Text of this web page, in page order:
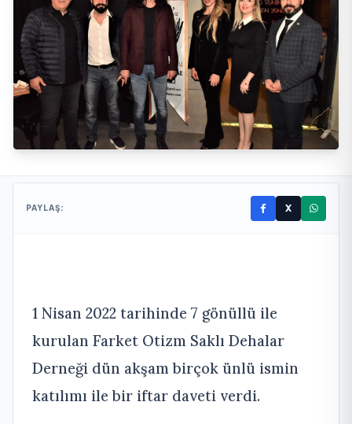
PAYLAŞ: X
1 Nisan 2022 tarihinde 7 gönüllü ile
kurulan Farket Otizm Saklı Dehalar
Derneği dün akşam birçok ünlü ismin
katılımı ile bir iftar daveti verdi.